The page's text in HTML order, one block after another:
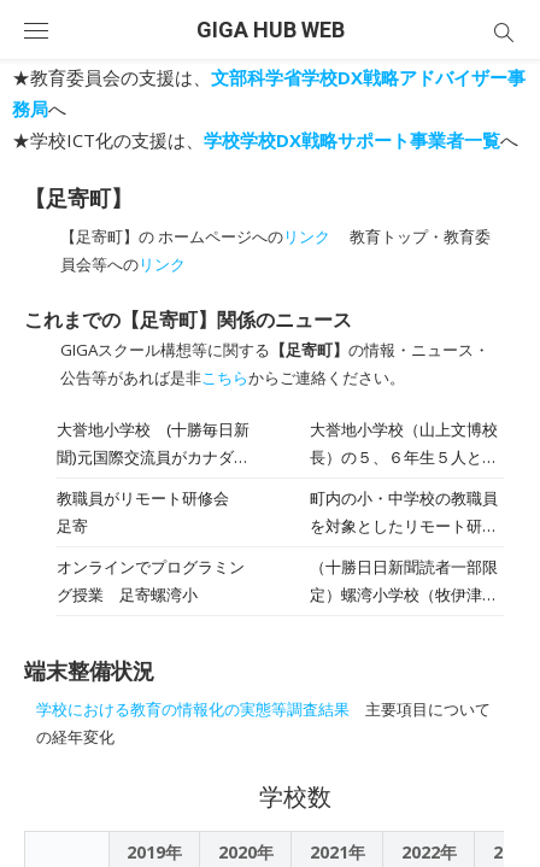
content
GIGA HUB WEB
★教育委員会の支援は、 文部科学省学校DX戦略アドバイザー事
務局へ
★学校ICT化の支援は、 学校学校DX戦略サポート事業者一覧へ
【足寄町】
【足寄町】の ホームページへのリンク
教育トップ・教育委
員会等へのリンク
これまでの【足寄町】関係のニュース
GIGAスクール構想等に関する 【足寄町】 の情報・ニュース・
公告等があれば是非こちらからご連絡ください。
大誉地小学校 (十勝毎日新
聞)元国際交流員がカナダか
足寄
大誉地小学校（山上文博校
長）の５、６年生５人と螺
の全校１１人が１７日、町
の国際交流員を務めカナダ
に帰国したミッチェル・ボ
ーウィーさん（２６）とハ
教職員がリモート研修会
足寄
町内の小・中学校の教職員
を対象としたリモート研修
校で行われた。オンライン
学習ツールの使い方や遠隔
オンラインでプログラミン
グ授業 足寄螺湾小
（十勝日日新聞読者一部限
定）螺湾小学校（牧伊津子
ぎ、プログラミング授業を
端末整備状況
学校における教育の情報化の実態等調査結果 主要項目について
の経年変化
学校数
2019年 2020年 2021年 2022年
2023